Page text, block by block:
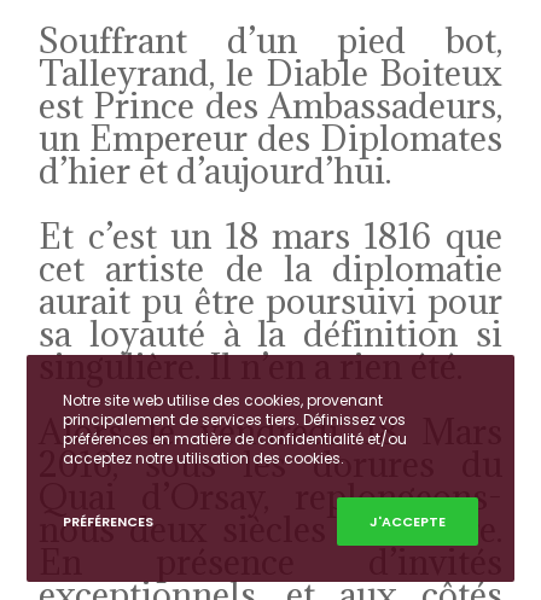
Souffrant d’un pied bot,
Talleyrand, le Diable Boiteux
est Prince des Ambassadeurs,
un Empereur des Diplomates
d’hier et d’aujourd’hui.
Et c’est un 18 mars 1816 que
cet artiste de la diplomatie
aurait pu être poursuivi pour
sa loyauté à la définition si
singulière. Il n’en a rien été.
Alors le vendredi 18 Mars
2016, sous les dorures du
Quai d’Orsay, replongeons-
nous deux siècles en arrière.
Notre site web utilise des cookies, provenant
principalement de services tiers. Définissez vos
préférences en matière de confidentialité et/ou
acceptez notre utilisation des cookies.
PRÉFÉRENCES J'ACCEPTE